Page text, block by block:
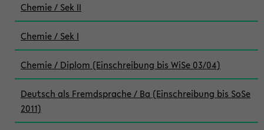
Chemie / Sek II
Chemie / Sek I
Chemie / Diplom (Einschreibung bis WiSe 03/04)
Deutsch als Fremdsprache / Ba (Einschreibung bis SoSe
2011)